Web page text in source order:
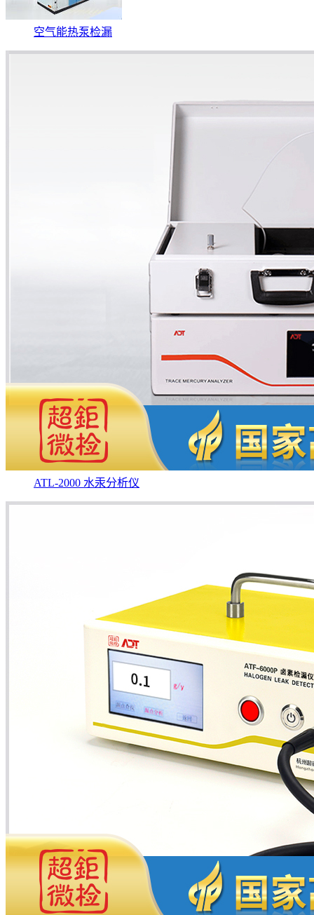
空气能热泵检漏
ATL-2000 水汞分析仪